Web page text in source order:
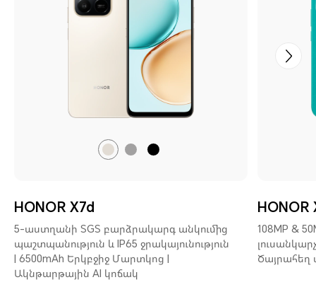
Անապատի
ՄետեորԹավշյա
HONOR X7d
5-աստղանի SGS բարձրակարգ անկումից
պաշտպանություն և IP65 ջրակայունություն
| 6500mAh Երկբջիջ Մարտկոց |
Ակնթարթային AI կոճակ
HONOR
108MP &
Ծայրահեղ